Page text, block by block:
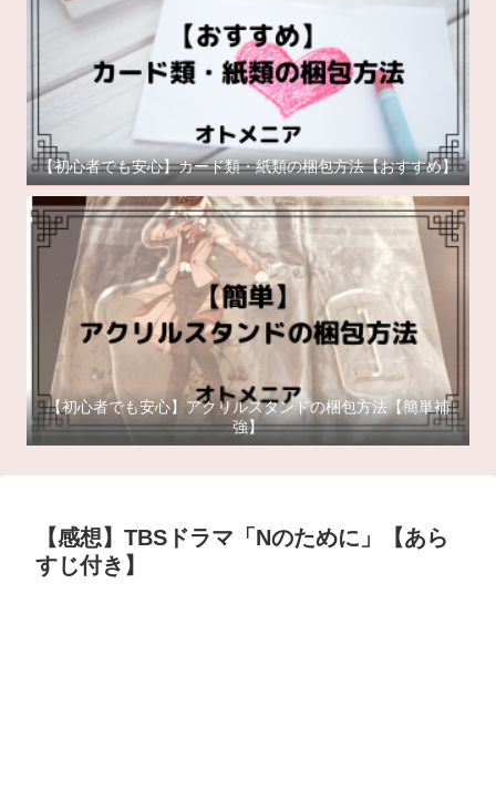
【初心者でも安心】カード類・紙類の梱包方法【おすすめ】
【初心者でも安心】アクリルスタンドの梱包方法【簡単補
強】
【感想】TBSドラマ「Nのために」【あら
すじ付き】